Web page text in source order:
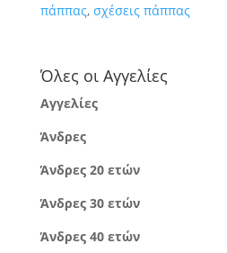
πάππας, σχέσεις πάππας
Όλες οι Αγγελίες
Αγγελίες
Άνδρες
Άνδρες 20 ετών
Άνδρες 30 ετών
Άνδρες 40 ετών